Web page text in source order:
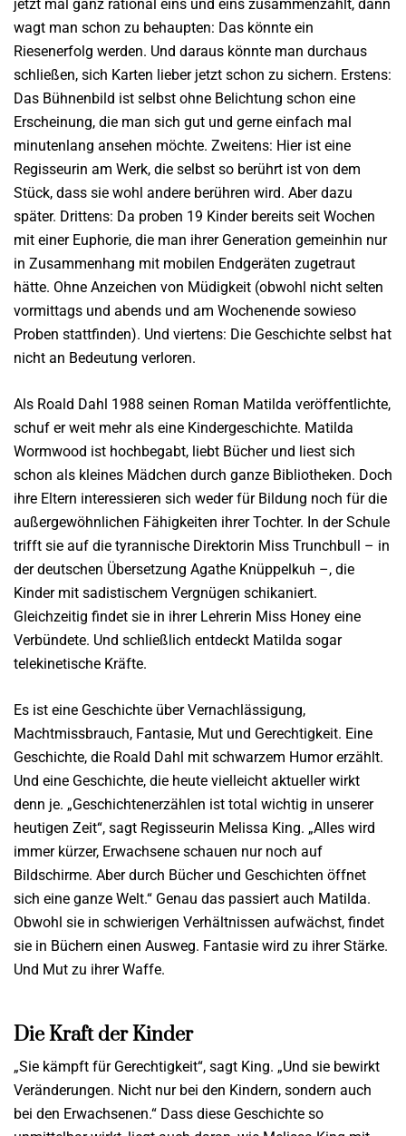
jetzt mal ganz rational eins und eins zusammenzählt, dann
wagt man schon zu behaupten: Das könnte ein
Riesenerfolg werden. Und daraus könnte man durchaus
schließen, sich Karten lieber jetzt schon zu sichern. Erstens:
Das Bühnenbild ist selbst ohne Belichtung schon eine
Erscheinung, die man sich gut und gerne einfach mal
minutenlang ansehen möchte. Zweitens: Hier ist eine
Regisseurin am Werk, die selbst so berührt ist von dem
Stück, dass sie wohl andere berühren wird. Aber dazu
später. Drittens: Da proben 19 Kinder bereits seit Wochen
mit einer Euphorie, die man ihrer Generation gemeinhin nur
in Zusammenhang mit mobilen Endgeräten zugetraut
hätte. Ohne Anzeichen von Müdigkeit (obwohl nicht selten
vormittags und abends und am Wochenende sowieso
Proben stattfinden). Und viertens: Die Geschichte selbst hat
nicht an Bedeutung verloren.
Als Roald Dahl 1988 seinen Roman Matilda veröffentlichte,
schuf er weit mehr als eine Kindergeschichte. Matilda
Wormwood ist hochbegabt, liebt Bücher und liest sich
schon als kleines Mädchen durch ganze Bibliotheken. Doch
ihre Eltern interessieren sich weder für Bildung noch für die
außergewöhnlichen Fähigkeiten ihrer Tochter. In der Schule
trifft sie auf die tyrannische Direktorin Miss Trunchbull – in
der deutschen Übersetzung Agathe Knüppelkuh –, die
Kinder mit sadistischem Vergnügen schikaniert.
Gleichzeitig findet sie in ihrer Lehrerin Miss Honey eine
Verbündete. Und schließlich entdeckt Matilda sogar
telekinetische Kräfte.
Es ist eine Geschichte über Vernachlässigung,
Machtmissbrauch, Fantasie, Mut und Gerechtigkeit. Eine
Geschichte, die Roald Dahl mit schwarzem Humor erzählt.
Und eine Geschichte, die heute vielleicht aktueller wirkt
denn je. „Geschichtenerzählen ist total wichtig in unserer
heutigen Zeit“, sagt Regisseurin Melissa King. „Alles wird
immer kürzer, Erwachsene schauen nur noch auf
Bildschirme. Aber durch Bücher und Geschichten öffnet
sich eine ganze Welt.“ Genau das passiert auch Matilda.
Obwohl sie in schwierigen Verhältnissen aufwächst, findet
sie in Büchern einen Ausweg. Fantasie wird zu ihrer Stärke.
Und Mut zu ihrer Waffe.
Die Kraft der Kinder
„Sie kämpft für Gerechtigkeit“, sagt King. „Und sie bewirkt
Veränderungen. Nicht nur bei den Kindern, sondern auch
bei den Erwachsenen.“ Dass diese Geschichte so